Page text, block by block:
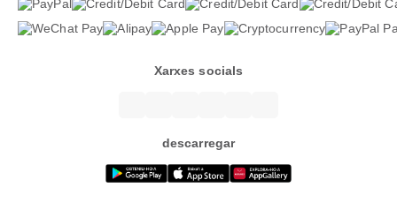
Xarxes socials
descarregar